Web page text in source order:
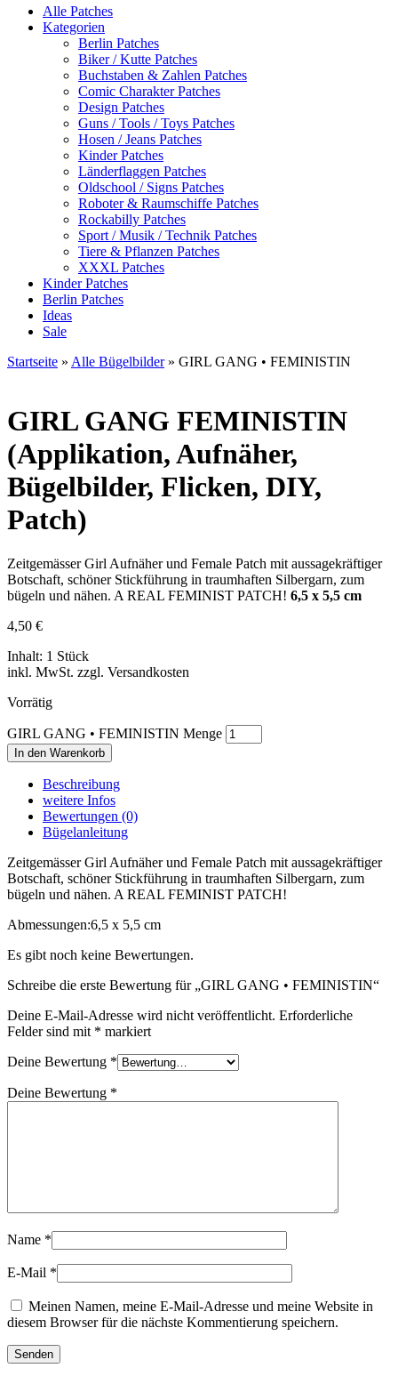
Alle Patches
Kategorien
Berlin Patches
Biker / Kutte Patches
Buchstaben & Zahlen Patches
Comic Charakter Patches
Design Patches
Guns / Tools / Toys Patches
Hosen / Jeans Patches
Kinder Patches
Länderflaggen Patches
Oldschool / Signs Patches
Roboter & Raumschiffe Patches
Rockabilly Patches
Sport / Musik / Technik Patches
Tiere & Pflanzen Patches
XXXL Patches
Kinder Patches
Berlin Patches
Ideas
Sale
Startseite » Alle Bügelbilder» GIRL GANG • FEMINISTIN
GIRL GANG FEMINISTIN
(Applikation, Aufnäher,
Bügelbilder, Flicken, DIY,
Patch)
Zeitgemässer Girl Aufnäher und Female Patch mit aussagekräftiger
Botschaft, schöner Stickführung in traumhaften Silbergarn, zum
bügeln und nähen. A REAL FEMINIST PATCH! 6,5 x 5,5 cm
4,50 €
Inhalt: 1 Stück
inkl. MwSt. zzgl. Versandkosten
Vorrätig
GIRL GANG • FEMINISTIN Menge
In den Warenkorb
Beschreibung
weitere Infos
Bewertungen (0)
Bügelanleitung
Zeitgemässer Girl Aufnäher und Female Patch mit aussagekräftiger
Botschaft, schöner Stickführung in traumhaften Silbergarn, zum
bügeln und nähen. A REAL FEMINIST PATCH!
Abmessungen:6,5 x 5,5 cm
Es gibt noch keine Bewertungen.
Schreibe die erste Bewertung für „GIRL GANG • FEMINISTIN“
Deine E-Mail-Adresse wird nicht veröffentlicht. Erforderliche
Felder sind mit * markiert
Deine Bewertung *
Deine Bewertung *
Name *
E-Mail *
Meinen Namen, meine E-Mail-Adresse und meine Website in
diesem Browser für die nächste Kommentierung speichern.